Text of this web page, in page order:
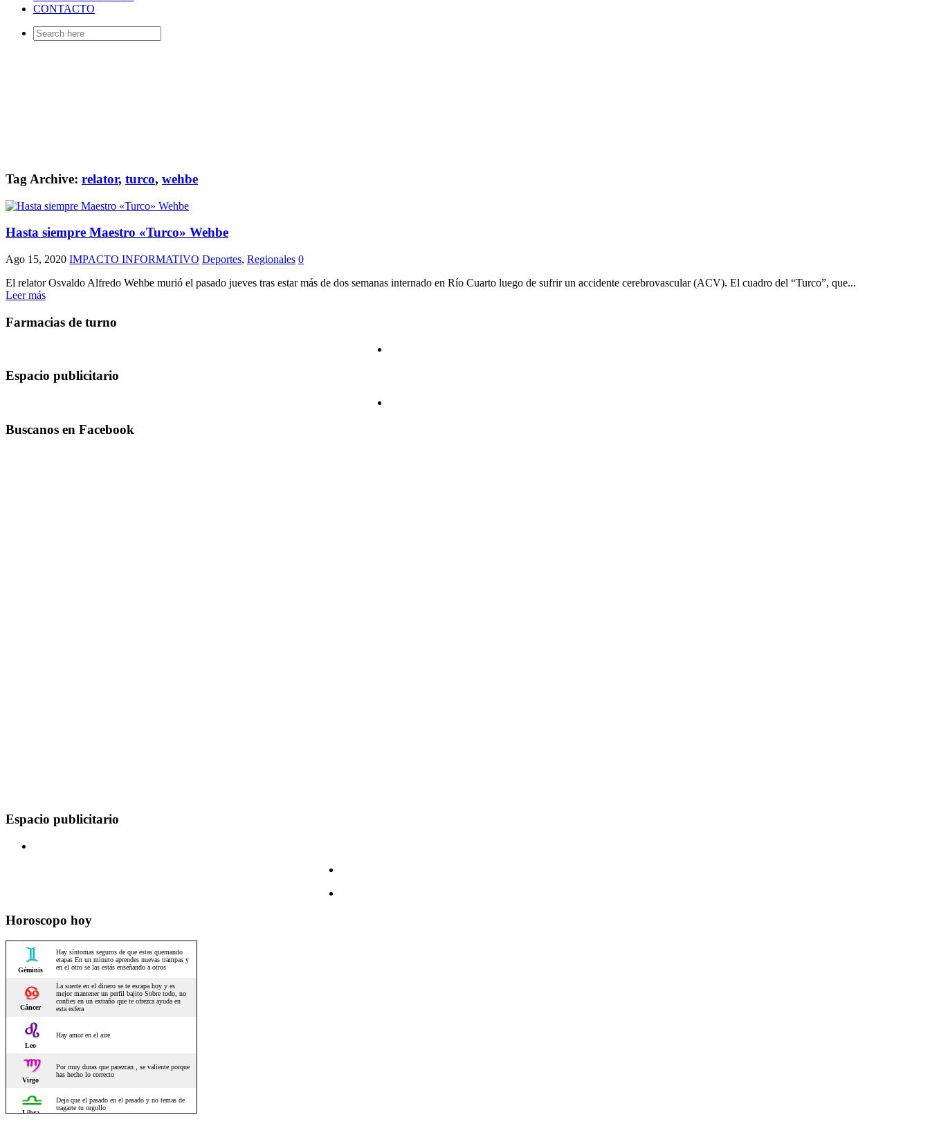
CONTACTO
Search
for:
Tag Archive: relator, turco, wehbe
Hasta siempre Maestro «Turco» Wehbe
Ago 15, 2020 IMPACTO INFORMATIVO Deportes, Regionales 0
El relator Osvaldo Alfredo Wehbe murió el pasado jueves tras estar más de dos semanas internado en Río Cuarto luego de sufrir un accidente cerebrovascular (ACV). El cuadro del “Turco”, que...
Leer más
Farmacias de turno
Espacio publicitario
Buscanos en Facebook
Espacio publicitario
Horoscopo hoy